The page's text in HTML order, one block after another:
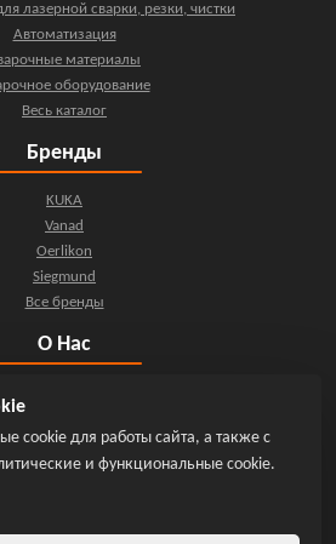
лазерной сварки, резки, чистки
Автоматизация
материалы
оборудование
Весь каталог
Бренды
KUKA
Vanad
Oerlikon
Siegmund
Все бренды
О Нас
Новости
Мы на YouTube
cookie для работы сайта, а также с
и функциональные cookie.